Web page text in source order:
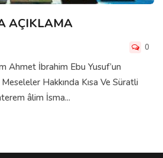
AÇIKLAMA
0
Ahmet İbrahim Ebu Yusuf’un
Meseleler Hakkında Kısa Ve Süratli
âlim İsma...